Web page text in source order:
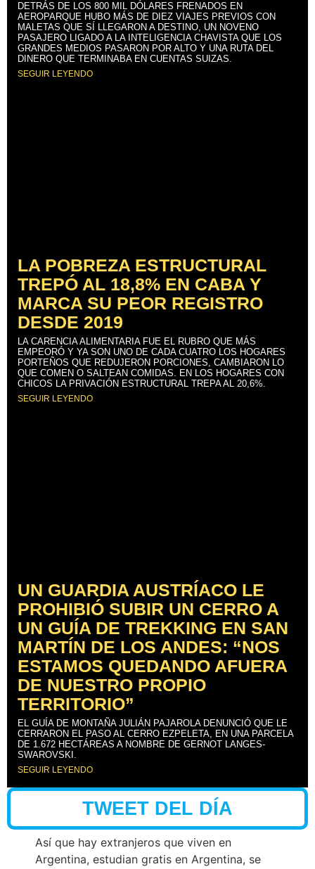
DETRÁS DE LOS 800 MIL DÓLARES FRENADOS EN
AEROPARQUE HUBO MÁS DE DIEZ VIAJES PREVIOS CON
MALETAS QUE SÍ LLEGARON A DESTINO, UN NOVENO
PASAJERO LIGADO A LA INTELIGENCIA CHAVISTA QUE LOS
GRANDES MEDIOS PASARON POR ALTO Y UNA RUTA DEL
DINERO QUE TERMINABA EN CUENTAS SUIZAS.
SEGUIR LEYENDO
LA POBREZA ESTRUCTURAL
TREPÓ AL 18,8% EN CABA Y
MARCA SU PEOR REGISTRO
DESDE 2019
LA CARENCIA ALIMENTARIA FUE EL RUBRO QUE MÁS
EMPEORÓ Y YA SON UNO DE CADA CUATRO LOS HOGARES
PORTEÑOS QUE REDUJERON PORCIONES, CAMBIARON LO
QUE COMEN O SALTEAN COMIDAS. EN LOS HOGARES CON
CHICOS LA PRIVACIÓN ESTRUCTURAL TREPA AL 20,6%.
SEGUIR LEYENDO
UN GUARDIA AUSTRÍACO LE
PROHIBIÓ SUBIR UN CERRO A
UN GUÍA DE TREKKING EN SAN
MARTÍN DE LOS ANDES: “NOS
ESTAMOS QUEDANDO AFUERA
DE NUESTRO PROPIO
TERRITORIO”
EL GUÍA DE MONTAÑA JULIÁN PAJAROLA DENUNCIÓ QUE LE
CERRARON EL PASO AL CERRO EZPELETA, EN UNA PARCELA
DE 1.672 HECTÁREAS A NOMBRE DE GERNOT LANGES-
SWAROVSKI.
SEGUIR LEYENDO
TWEET DEL DÍA
Así que hay extranjeros que viven en
Argentina, estudian gratis en Argentina, se